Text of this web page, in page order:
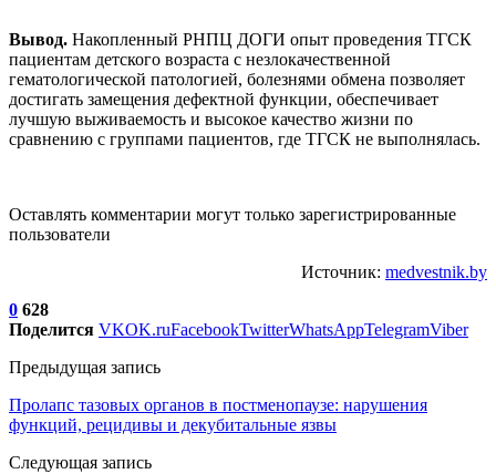
Вывод. Накопленный РНПЦ ДОГИ опыт проведения ТГСК
пациентам детского возраста с незлокачественной
гематологической патологией, болезнями обмена позволяет
достигать замещения дефектной функции, обеспечивает
лучшую выживаемость и высокое качество жизни по
сравнению с группами пациентов, где ТГСК не выполнялась.
Оставлять комментарии могут только зарегистрированные
пользователи
Источник: medvestnik.by
0 628
Поделится VKOK.ruFacebookTwitterWhatsAppTelegramViber
Предыдущая запись
Пролапс тазовых органов в постменопаузе: нарушения
функций, рецидивы и декубитальные язвы
Следующая запись